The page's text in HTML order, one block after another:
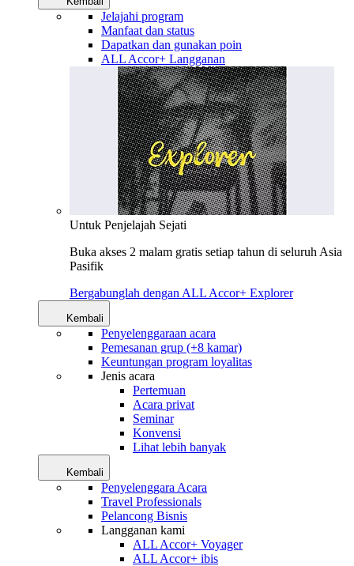
Jelajahi program
Manfaat dan status
Dapatkan dan gunakan poin
ALL Accor+ Langganan
Untuk Penjelajah Sejati
Buka akses 2 malam gratis setiap tahun di seluruh Asia
Pasifik
Bergabunglah dengan ALL Accor+ Explorer
Kembali
Penyelenggaraan acara
Pemesanan grup (+8 kamar)
Keuntungan program loyalitas
Jenis acara
Pertemuan
Acara privat
Seminar
Konvensi
Lihat lebih banyak
Kembali
Penyelenggara Acara
Travel Professionals
Pelancong Bisnis
Langganan kami
ALL Accor+ Voyager
ALL Accor+ ibis